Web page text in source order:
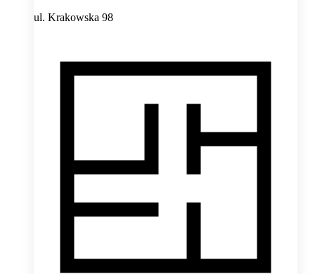
ul. Krakowska 98